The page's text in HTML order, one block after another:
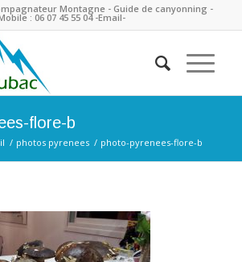
Montagne - Guide de canyonning -
: 06 07 45 55 04 -Email-
flore-b
/ photos pyrenees / photo-pyrenees-flore-b